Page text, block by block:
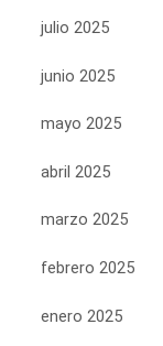
julio 2025
junio 2025
mayo 2025
abril 2025
marzo 2025
febrero 2025
enero 2025